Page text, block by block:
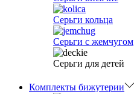
Серьги кольца
Серьги с жемчугом
Серьги для детей
Комплекты бижутерии